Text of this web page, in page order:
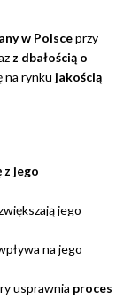
w Polsceprzy
z dbałością o
na rynku jakością
z jego
jego
na jego
usprawnia proces